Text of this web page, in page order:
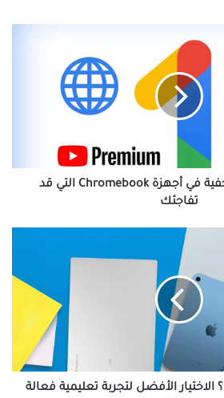
اكتشف العيوب الخفية في أجهزة Chromebook التي قد
تفاجئك
Chromebook أم iPad؟ الاختيار الأفضل لتجربة تعليمية فعالة